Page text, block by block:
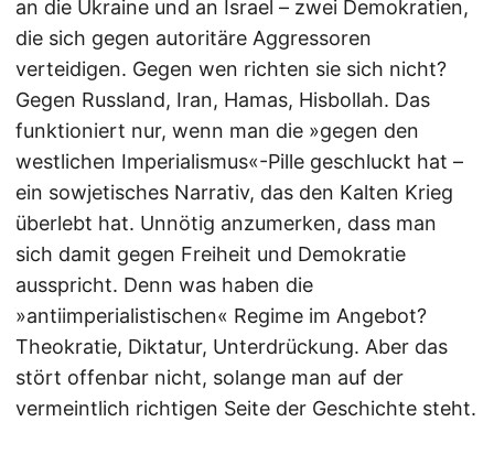
an die Ukraine und an Israel – zwei Demokratien,
die sich gegen autoritäre Aggressoren
verteidigen. Gegen wen richten sie sich nicht?
Gegen Russland, Iran, Hamas, Hisbollah. Das
funktioniert nur, wenn man die »gegen den
westlichen Imperialismus«-Pille geschluckt hat –
ein sowjetisches Narrativ, das den Kalten Krieg
überlebt hat. Unnötig anzumerken, dass man
sich damit gegen Freiheit und Demokratie
ausspricht. Denn was haben die
»antiimperialistischen« Regime im Angebot?
Theokratie, Diktatur, Unterdrückung. Aber das
stört offenbar nicht, solange man auf der
vermeintlich richtigen Seite der Geschichte steht.